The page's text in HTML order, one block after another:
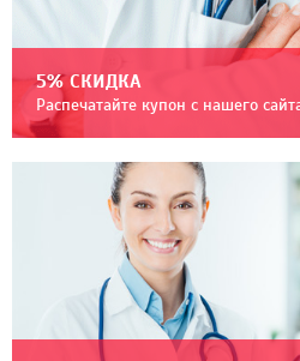
5% СКИДКА
Распечатайте купон с нашего